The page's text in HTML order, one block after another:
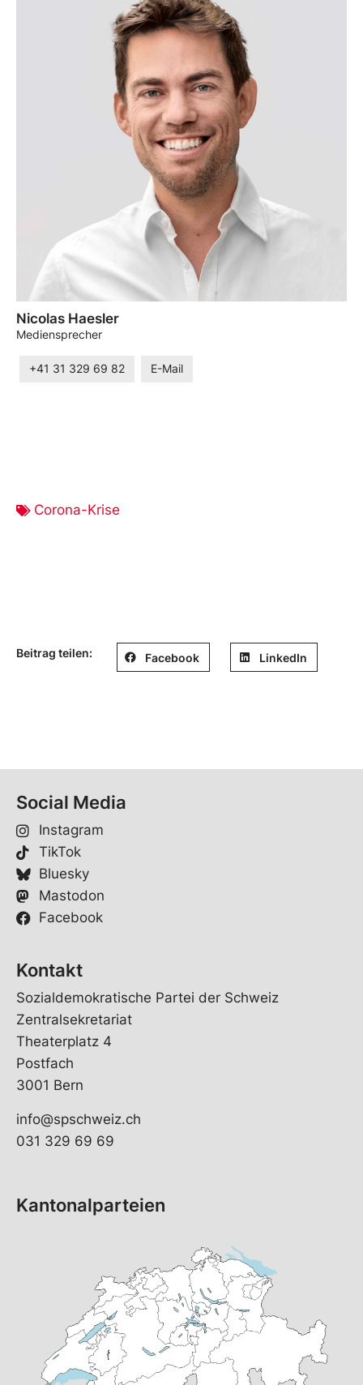
Nicolas Haesler
Mediensprecher
+41 31 329 69 82 E-Mail
Corona-Krise
Beitrag teilen: Facebook LinkedIn
Social Media
Instagram
TikTok
Bluesky
Mastodon
Facebook
Kontakt
Sozialdemokratische Partei der Schweiz
Zentralsekretariat
Theaterplatz 4
Postfach
3001 Bern
info@spschweiz.ch
031 329 69 69
Kantonalparteien